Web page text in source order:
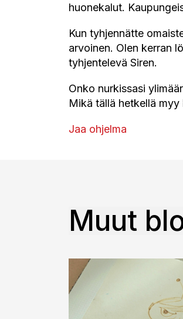
huonekalut.
Kun tyhjennätte
arvoinen. Olen kerran
tyhjentelevä Siren.
Onko nurkissasi
Mikä tällä hetkellä
Jaa ohjelma
Muut